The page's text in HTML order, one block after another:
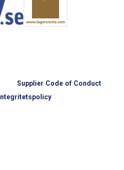
Supplier Code of Conduct
Integritetspolicy